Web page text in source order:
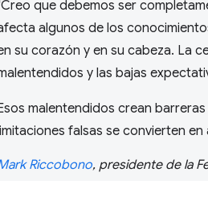
que debemos ser
algunos de los
su corazón y en su cabeza. La
y las bajas
malentendidos crean
falsas se convierten
Riccobono, presidente de la